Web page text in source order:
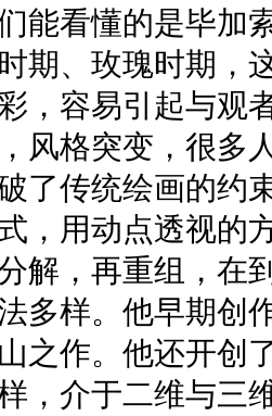
能看懂的是毕加
期、玫瑰时期，
，容易引起与观
风格突变，很多
了传统绘画的约
，用动点透视的
解，再重组，在
多样。他早期创
之作。他还开创
，介于二维与三